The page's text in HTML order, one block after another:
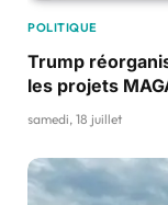
POLITIQUE
Trump
les projets
samedi, 18 juillet